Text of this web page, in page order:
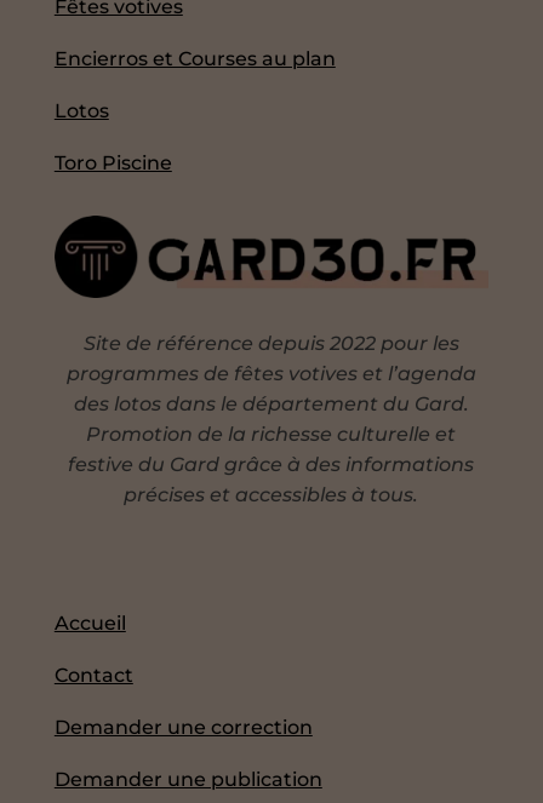
Fêtes votives
Encierros et Courses au plan
Lotos
Toro Piscine
Site de référence depuis 2022 pour les
programmes de fêtes votives et l’agenda
des lotos dans le département du Gard.
Promotion de la richesse culturelle et
festive du Gard grâce à des informations
précises et accessibles à tous.
Accueil
Contact
Demander une correction
Demander une publication